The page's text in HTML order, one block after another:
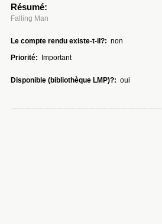
Résumé:
Falling Man
Le compte rendu existe-t-il?: non
Priorité:
Important
Disponible (bibliothèque LMP)?: oui